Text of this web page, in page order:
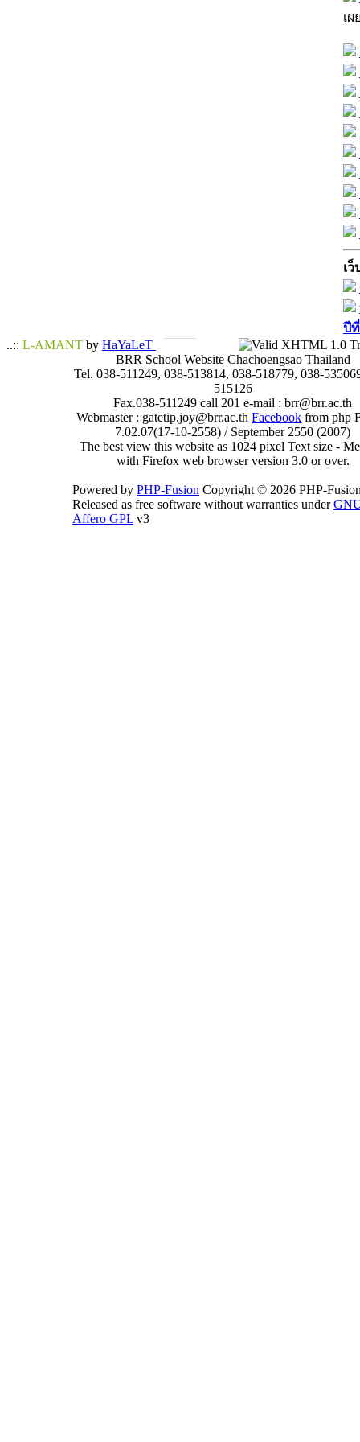
เ
เว็
ปี
..:: L-AMANT by HaYaLeT
BRR School Website Chachoengsao Thailand
Tel. 038-511249, 038-513814, 038-518779, 038-
515126
Fax.038-511249 call 201 e-mail : brr@brr.ac.th
Webmaster : gatetip.joy@brr.ac.thFacebook from php
7.02.07(17-10-2558) / September 2550 (2007)
The best view this website as 1024 pixel Text size -
with Firefox web browser version 3.0 or over.
Powered by PHP-Fusion Copyright © 2026 PHP-
Released as free software without warranties under
Affero GPL v3